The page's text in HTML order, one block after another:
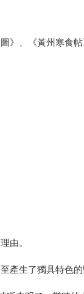
圖》、《黃州寒食
由。
生了獨具特色的